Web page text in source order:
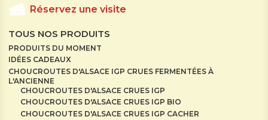
Réservez une visite
TOUS NOS PRODUITS
PRODUITS DU MOMENT
IDÉES CADEAUX
CHOUCROUTES D'ALSACE IGP CRUES FERMENTÉES À
L'ANCIENNE
CHOUCROUTES D'ALSACE CRUES IGP
CHOUCROUTES D'ALSACE CRUES IGP BIO
CHOUCROUTES D'ALSACE CRUES IGP CACHER